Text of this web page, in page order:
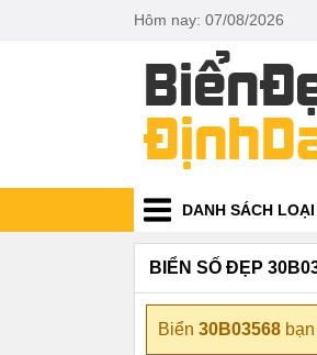
Hôm nay: 07/08/2026
DANH SÁCH
BIỂN SỐ ĐẸP
Biển 30B03568